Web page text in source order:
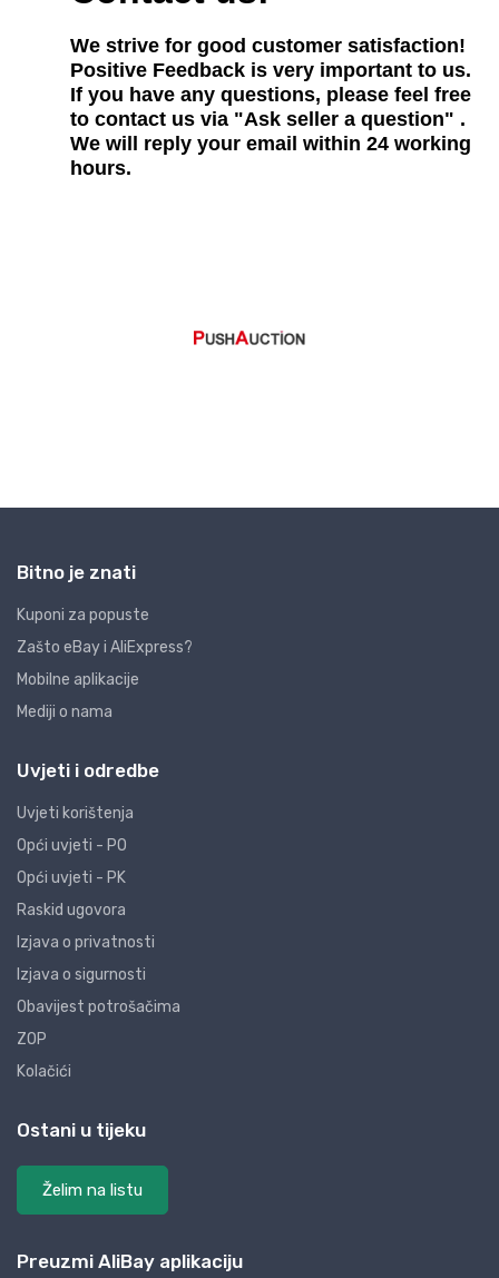
Bitno je znati
Kuponi za popuste
Zašto eBay i AliExpress?
Mobilne aplikacije
Mediji o nama
Uvjeti i odredbe
Uvjeti korištenja
Opći uvjeti - PO
Opći uvjeti - PK
Raskid ugovora
Izjava o privatnosti
Izjava o sigurnosti
Obavijest potrošačima
ZOP
Kolačići
Ostani u tijeku
Želim na listu
Preuzmi AliBay aplikaciju